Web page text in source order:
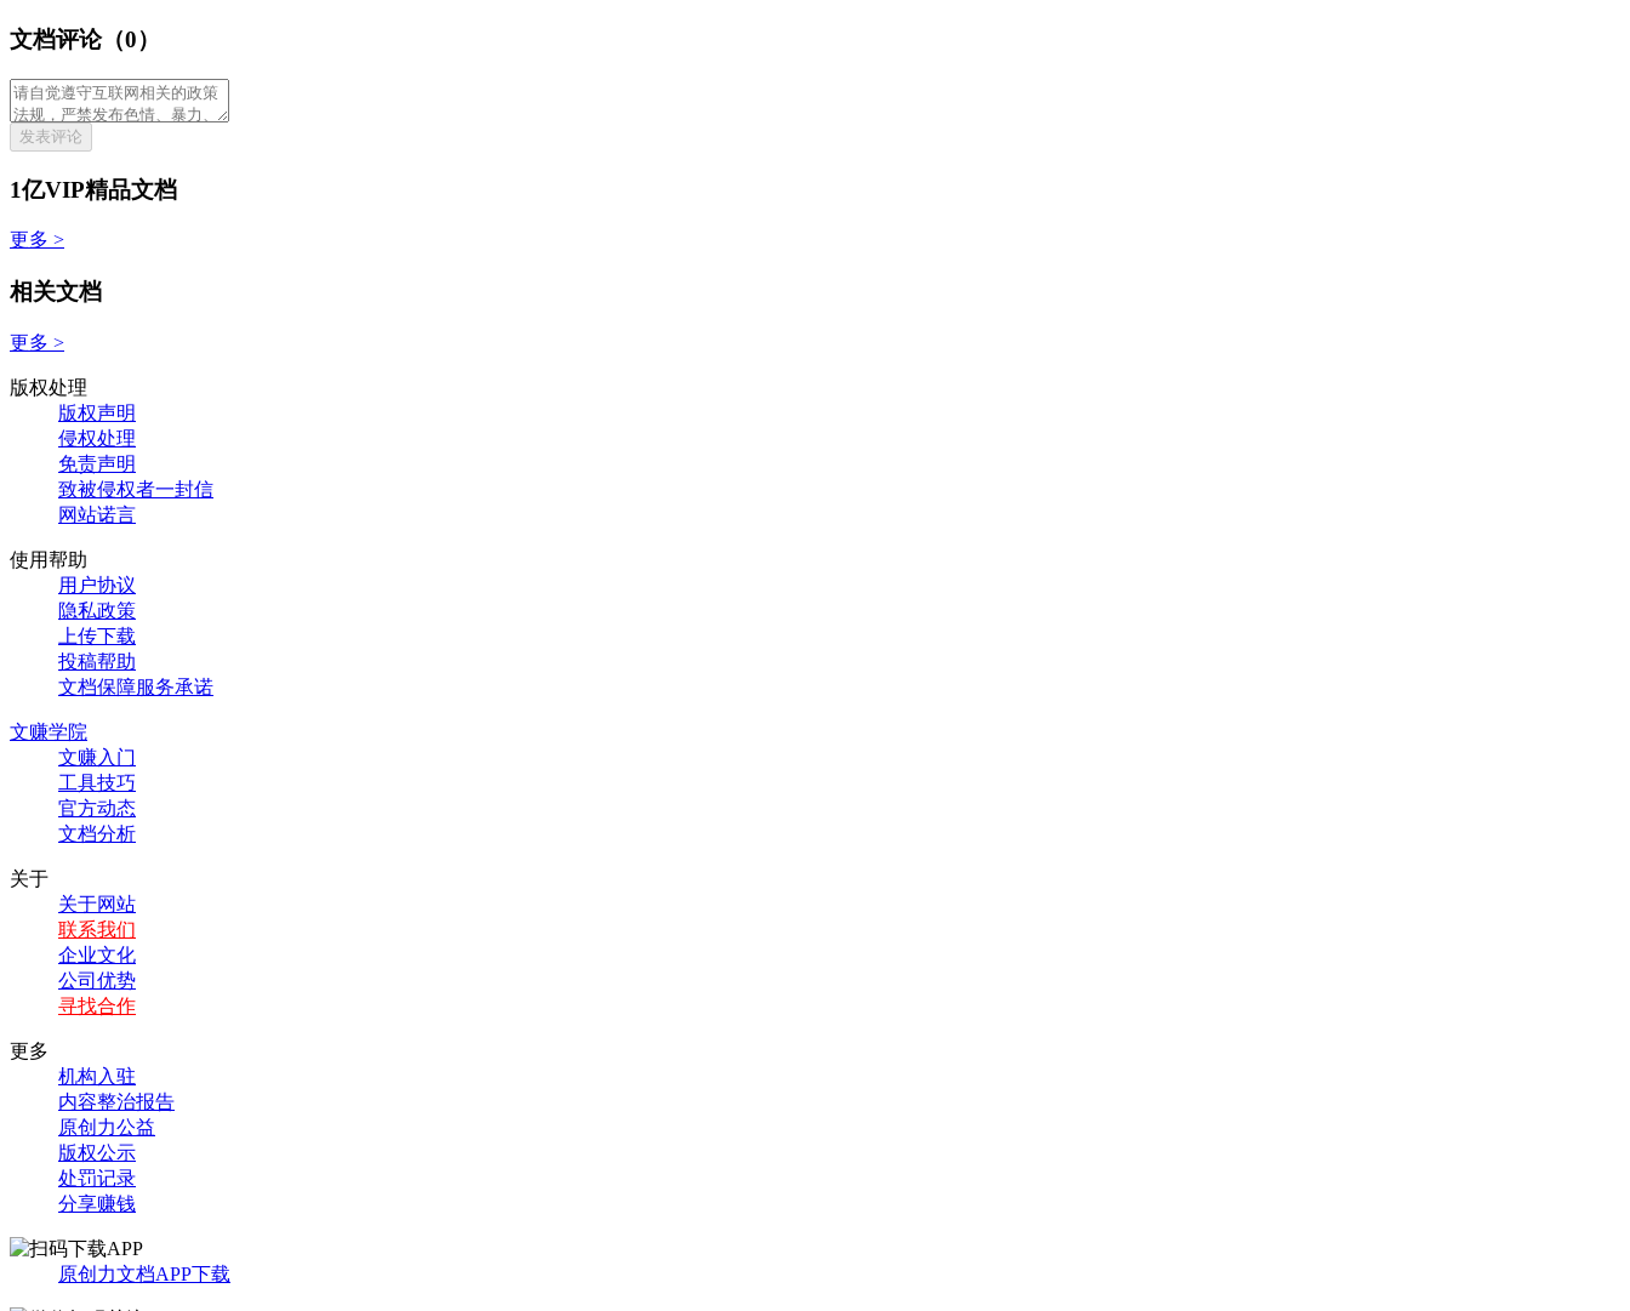
文档评论（0）
发表评论
1亿VIP精品文档
更多 >
相关文档
更多 >
版权处理
版权声明
侵权处理
免责声明
致被侵权者一封信
网站诺言
使用帮助
用户协议
隐私政策
上传下载
投稿帮助
文档保障服务承诺
文赚学院
文赚入门
工具技巧
官方动态
文档分析
关于
关于网站
联系我们
企业文化
公司优势
寻找合作
更多
机构入驻
内容整治报告
原创力公益
版权公示
处罚记录
分享赚钱
原创力文档APP下载